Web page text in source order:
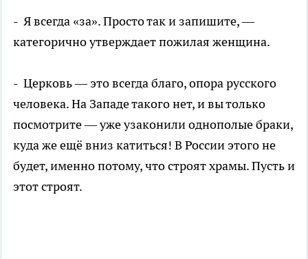
- Я всегда «за». Просто так и запишите, —
категорично утверждает пожилая женщина.
- Церковь — это всегда благо, опора русского
человека. На Западе такого нет, и вы только
посмотрите — уже узаконили однополые браки,
куда же ещё вниз катиться! В России этого не
будет, именно потому, что строят храмы. Пусть и
этот строят.